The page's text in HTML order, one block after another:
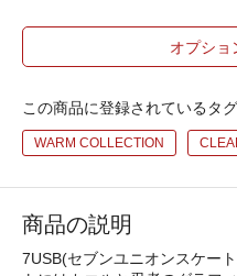
オプショ
この商品に登録されているタグ
WARM COLLECTION
商品の説明
7USB(セブンユニオンスケー